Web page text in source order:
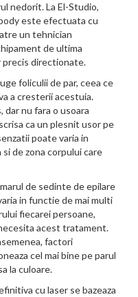
nedorit. La El-Studio,
este efectuata cu
un tehnician
de ultima
precis directionate.
foliculii de par, ceea ce
a cresterii acestuia.
nu fara o usoara
ca un plesnit usor pe
poate varia in
de zona corpului care
de sedinte de epilare
in functie de mai multi
fiecarei persoane,
acest tratament.
factori
cel mai bine pe parul
la culoare.
cu laser se bazeaza